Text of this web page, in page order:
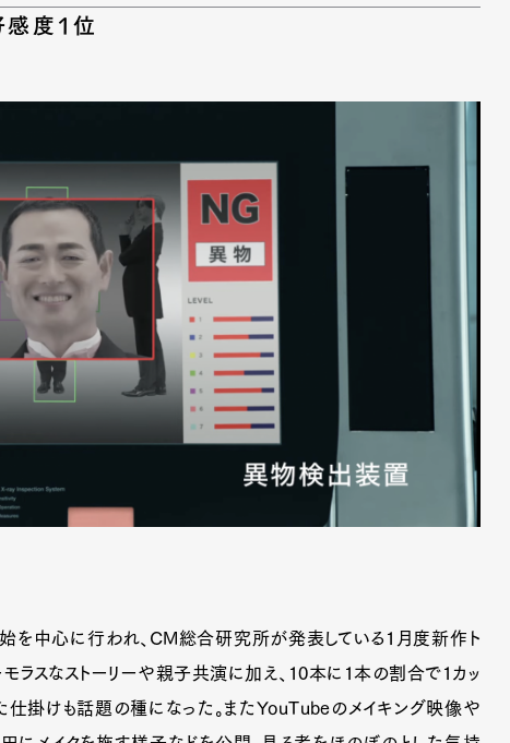
Pen Meet Pen international Pen tw
感度1位
を中心に行われ、CM総合研究所が発表している1月度新作ト
ラスなストーリーや親子共演に加え、10本に1本の割合で1カッ
仕掛けも話題の種になった。またYouTubeのメイキング映像や